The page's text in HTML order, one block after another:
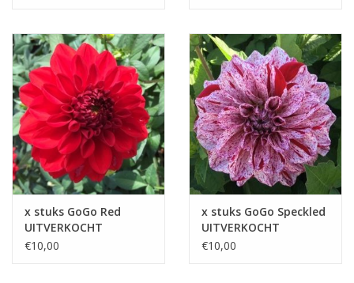
x stuks GoGo Red
UITVERKOCHT
€10,00
x stuks GoGo Speckled
UITVERKOCHT
€10,00